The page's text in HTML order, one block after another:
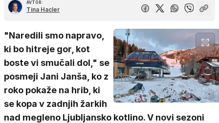
AVTOR:
Tina Hacler
"Naredili smo napravo,
ki bo hitreje gor, kot
boste vi smučali dol," se
posmeji Jani Janša, ko z
roko pokaže na hrib, ki
se kopa v zadnjih žarkih
nad megleno Ljubljansko kotlino. V novi sezoni